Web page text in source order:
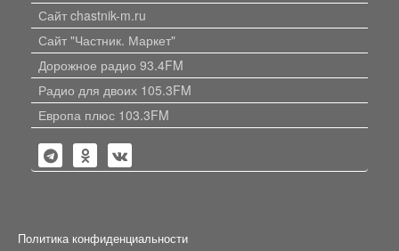
Сайт chastnik-m.ru
Сайт "Частник. Маркет"
Дорожное радио 93.4FM
Радио для двоих 105.3FM
Европа плюс 103.3FM
Политика конфиденциальности